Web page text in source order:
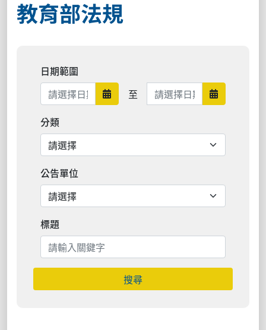
教育部法規
日期範圍
日期範圍開始
至 日期範圍結束 日期範圍
分類
公告單位
標題
搜尋